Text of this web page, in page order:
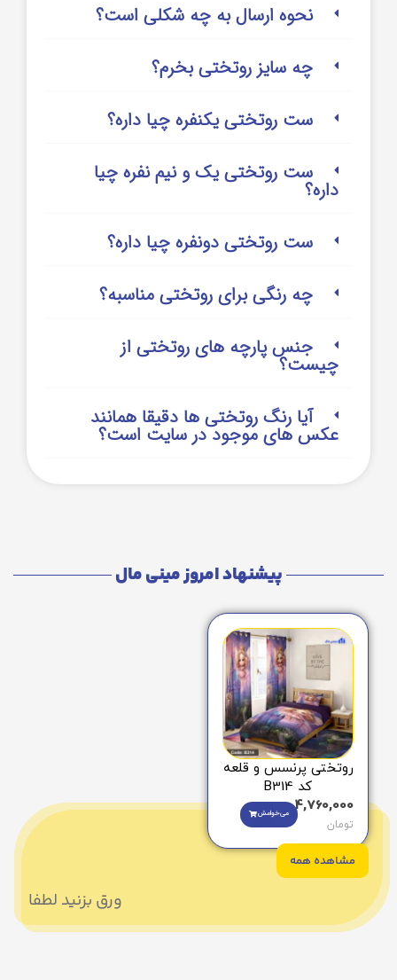
نحوه ارسال به چه شکلی است؟
چه سایز روتختی بخرم؟
ست روتختی یکنفره چیا داره؟
ست روتختی یک و نیم نفره چیا
داره؟
ست روتختی دونفره چیا داره؟
چه رنگی برای روتختی مناسبه؟
جنس پارچه های روتختی از
چیست؟
آیا رنگ روتختی ها دقیقا همانند
عکس های موجود در سایت است؟
پیشنهاد امروز مینی مال
روتختی پرنسس و قلعه
کد B314
4,760,000
تومان
می‌خوامش
مشاهده همه
ورق بزنید لطفا